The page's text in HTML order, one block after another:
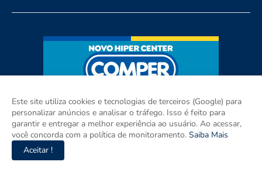
Este site utiliza cookies e tecnologias de terceiros (Google) para
personalizar anúncios e analisar o tráfego. Isso é feito para
garantir e entregar a melhor experiência ao usuário. Ao acessar,
você concorda com a política de monitoramento. Saiba Mais
Aceitar !